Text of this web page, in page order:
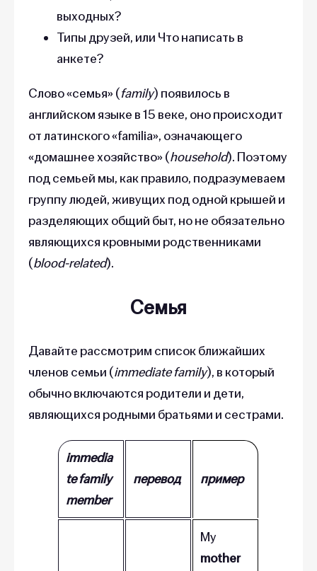
выходных?
Типы друзей, или Что написать в
анкете?
Слово «семья» (family) появилось в
английском языке в 15 веке, оно происходит
от латинского «familia», означающего
«домашнее хозяйство» (household). Поэтому
под семьей мы, как правило, подразумеваем
группу людей, живущих под одной крышей и
разделяющих общий быт, но не обязательно
являющихся кровными родственниками
(blood-related).
Семья
Давайте рассмотрим список ближайших
членов семьи (immediate family), в который
обычно включаются родители и дети,
являющихся родными братьями и сестрами.
immedia
te family
member
перевод пример
My
mother